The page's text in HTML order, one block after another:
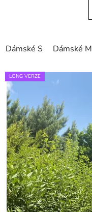
Dámské S Dámské M
LONG VERZE